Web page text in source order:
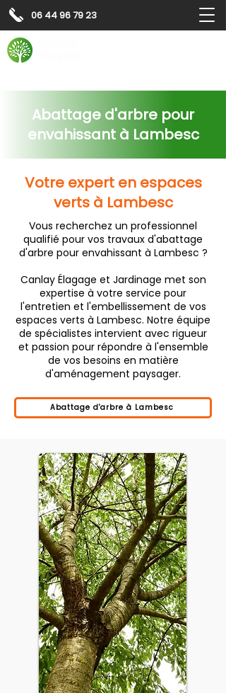
06 44 96 79 23
Abattage d'arbre pour
envahissant à Lambesc
Votre expert en espaces
verts à Lambesc
Vous recherchez un professionnel
qualifié pour vos travaux d'abattage
d'arbre pour envahissant à Lambesc ?
Canlay Élagage et Jardinage met son
expertise à votre service pour
l'entretien et l'embellissement de vos
espaces verts à Lambesc. Notre équipe
de spécialistes intervient avec rigueur
et passion pour répondre à l'ensemble
de vos besoins en matière
d'aménagement paysager.
Abattage d'arbre à Lambesc